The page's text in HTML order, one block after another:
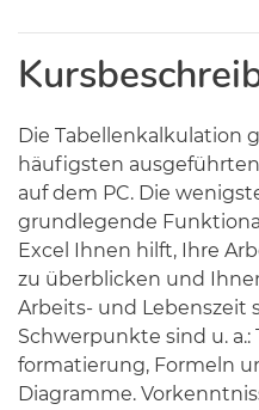
Die Tabellenkalkulation
häufigsten
auf dem PC. Die
grundlegende
Excel Ihnen hilft, Ihre
zu überblicken und
Arbeits- und Lebenszeit
Schwerpunkte sind u.
formatierung, Formeln
Diagramme.